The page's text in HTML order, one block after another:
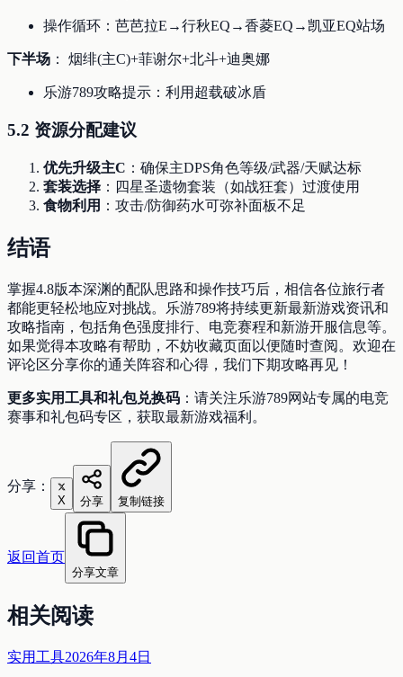
操作循环：芭芭拉E→行秋EQ→香菱EQ→凯亚EQ站场
下半场 ： 烟绯(主C)+菲谢尔+北斗+迪奥娜
乐游789攻略提示：利用超载破冰盾
5.2 资源分配建议
优先升级主C ：确保主DPS角色等级/武器/天赋达标
套装选择 ：四星圣遗物套装（如战狂套）过渡使用
食物利用 ：攻击/防御药水可弥补面板不足
结语
掌握4.8版本深渊的配队思路和操作技巧后，相信各位旅行者
都能更轻松地应对挑战。乐游789将持续更新最新游戏资讯和
攻略指南，包括角色强度排行、电竞赛程和新游开服信息等。
如果觉得本攻略有帮助，不妨收藏页面以便随时查阅。欢迎在
评论区分享你的通关阵容和心得，我们下期攻略再见！
更多实用工具和礼包兑换码 ：请关注乐游789网站专属的电竞
赛事和礼包码专区，获取最新游戏福利。
分享：
X 分享 复制链接
返回首页
分享文章
相关阅读
实用工具2026年8月4日